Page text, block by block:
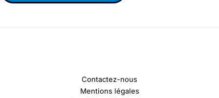
Contactez-nous
Mentions légales